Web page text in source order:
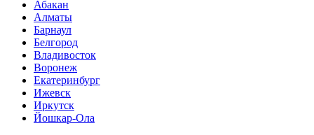
Абакан
Алматы
Барнаул
Белгород
Владивосток
Воронеж
Екатеринбург
Ижевск
Иркутск
Йошкар-Ола